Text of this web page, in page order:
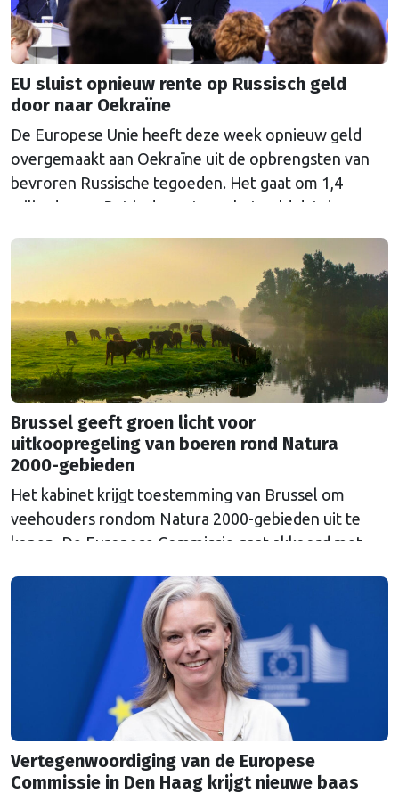
EU sluist opnieuw rente op Russisch geld
door naar Oekraïne
De Europese Unie heeft deze week opnieuw geld
overgemaakt aan Oekraïne uit de opbrengsten van
bevroren Russische tegoeden. Het gaat om 1,4
miljard euro. Dat is de rente op het geld dat de
Euroclear parkeerde. De EU bevroor dat geld na de
Continued
Brussel geeft groen licht voor
uitkoopregeling van boeren rond Natura
2000-gebieden
Het kabinet krijgt toestemming van Brussel om
veehouders rondom Natura 2000-gebieden uit te
kopen. De Europese Commissie gaat akkoord met
Vertegenwoordiging van de Europese
Commissie in Den Haag krijgt nieuwe baas